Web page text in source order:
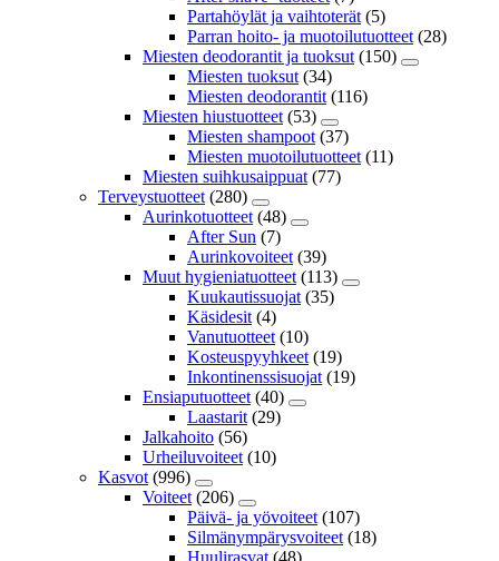
Partahöylät ja vaihtoterät (5)
Parran hoito- ja muotoilutuotteet (28)
Miesten deodorantit ja tuoksut (150)
Miesten tuoksut (34)
Miesten deodorantit (116)
Miesten hiustuotteet (53)
Miesten shampoot (37)
Miesten muotoilutuotteet (11)
Miesten suihkusaippuat (77)
Terveystuotteet (280)
Aurinkotuotteet (48)
After Sun (7)
Aurinkovoiteet (39)
Muut hygieniatuotteet (113)
Kuukautissuojat (35)
Käsidesit (4)
Vanutuotteet (10)
Kosteuspyyhkeet (19)
Inkontinenssisuojat (19)
Ensiaputuotteet (40)
Laastarit (29)
Jalkahoito (56)
Urheiluvoiteet (10)
Kasvot (996)
Voiteet (206)
Päivä- ja yövoiteet (107)
Silmänympärysvoiteet (18)